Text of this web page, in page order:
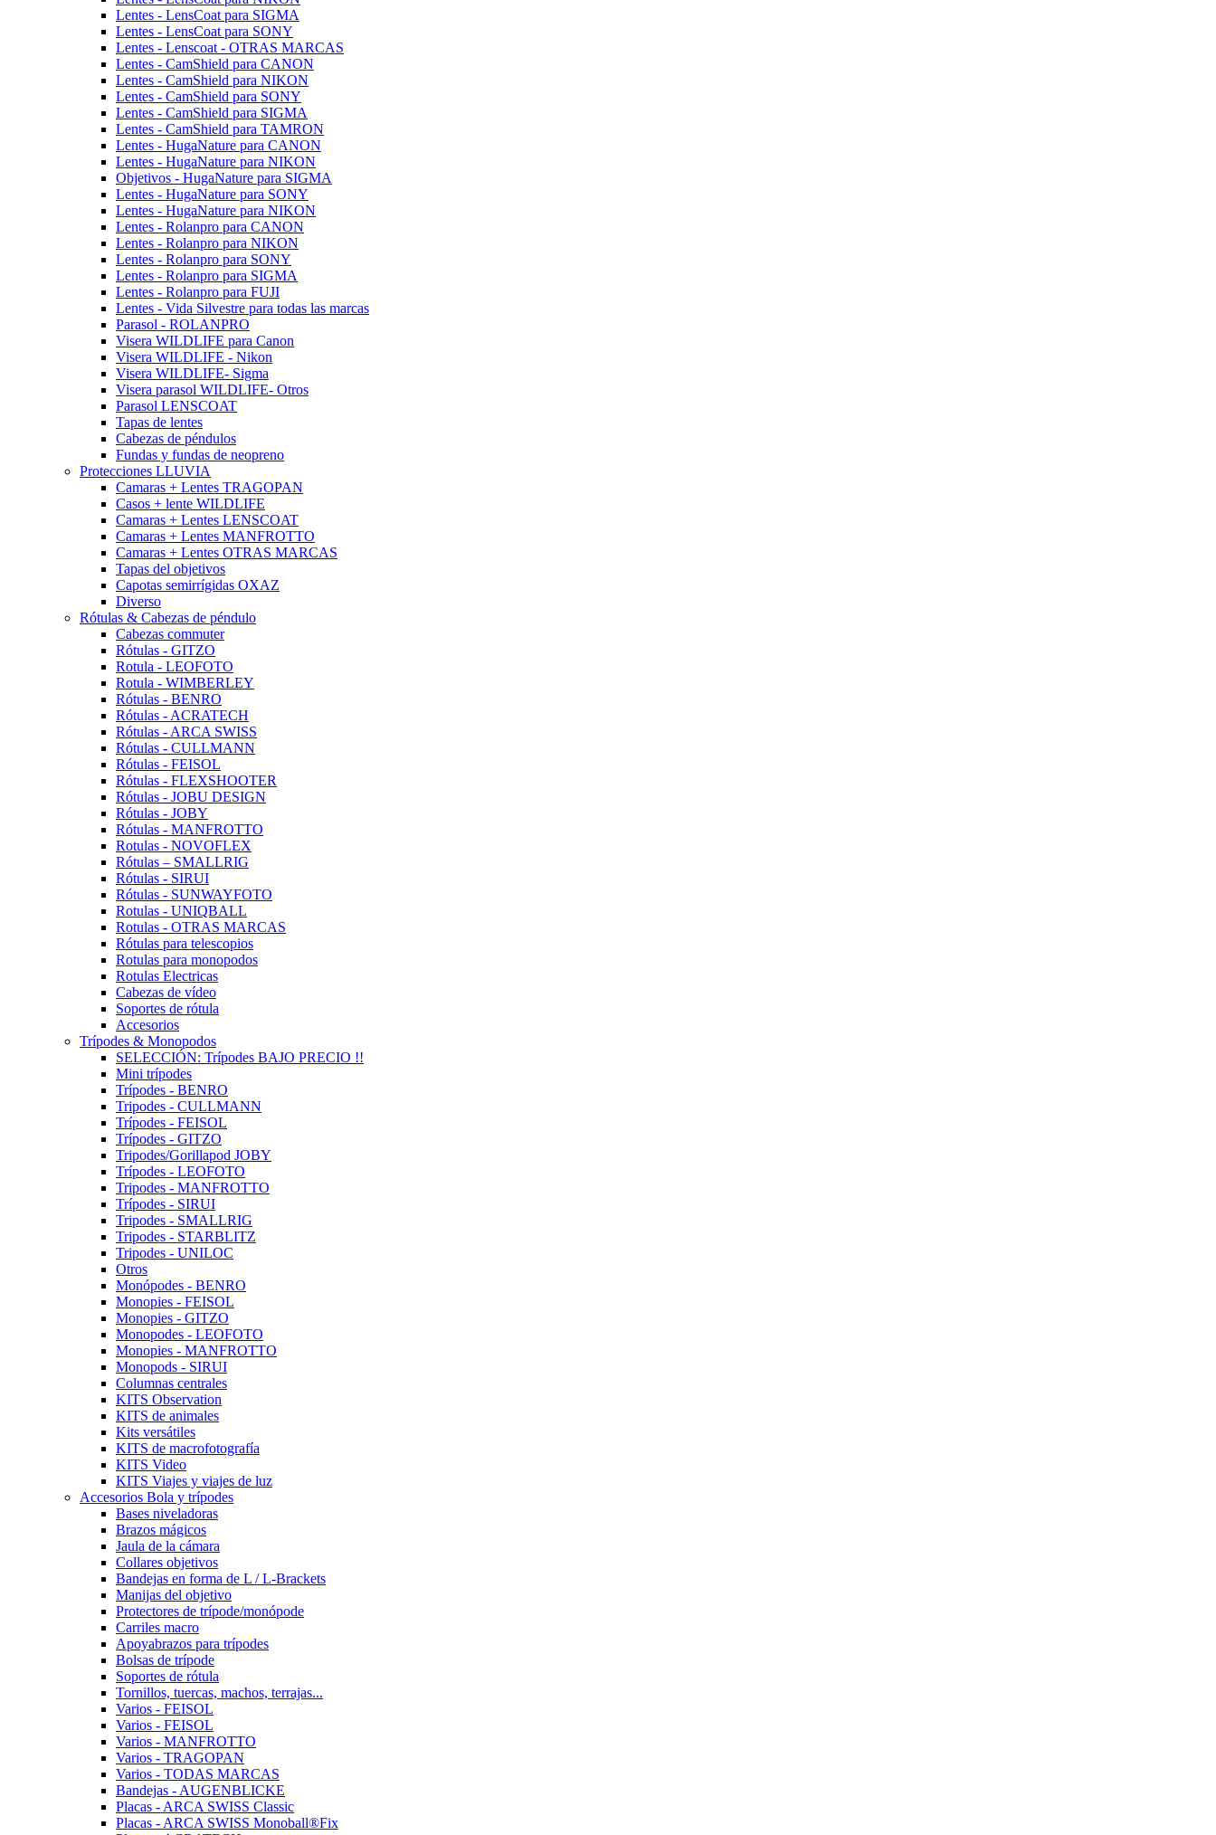
Lentes - LensCoat para SIGMA
Lentes - LensCoat para SONY
Lentes - Lenscoat - OTRAS MARCAS
Lentes - CamShield para CANON
Lentes - CamShield para NIKON
Lentes - CamShield para SONY
Lentes - CamShield para SIGMA
Lentes - CamShield para TAMRON
Lentes - HugaNature para CANON
Lentes - HugaNature para NIKON
Objetivos - HugaNature para SIGMA
Lentes - HugaNature para SONY
Lentes - HugaNature para NIKON
Lentes - Rolanpro para CANON
Lentes - Rolanpro para NIKON
Lentes - Rolanpro para SONY
Lentes - Rolanpro para SIGMA
Lentes - Rolanpro para FUJI
Lentes - Vida Silvestre para todas las marcas
Parasol - ROLANPRO
Visera WILDLIFE para Canon
Visera WILDLIFE - Nikon
Visera WILDLIFE- Sigma
Visera parasol WILDLIFE- Otros
Parasol LENSCOAT
Tapas de lentes
Cabezas de péndulos
Fundas y fundas de neopreno
Protecciones LLUVIA
Camaras + Lentes TRAGOPAN
Casos + lente WILDLIFE
Camaras + Lentes LENSCOAT
Camaras + Lentes MANFROTTO
Camaras + Lentes OTRAS MARCAS
Tapas del objetivos
Capotas semirrígidas OXAZ
Diverso
Rótulas & Cabezas de péndulo
Cabezas commuter
Rótulas - GITZO
Rotula - LEOFOTO
Rotula - WIMBERLEY
Rótulas - BENRO
Rótulas - ACRATECH
Rótulas - ARCA SWISS
Rótulas - CULLMANN
Rótulas - FEISOL
Rótulas - FLEXSHOOTER
Rótulas - JOBU DESIGN
Rótulas - JOBY
Rótulas - MANFROTTO
Rotulas - NOVOFLEX
Rótulas – SMALLRIG
Rótulas - SIRUI
Rótulas - SUNWAYFOTO
Rotulas - UNIQBALL
Rotulas - OTRAS MARCAS
Rótulas para telescopios
Rotulas para monopodos
Rotulas Electricas
Cabezas de vídeo
Soportes de rótula
Accesorios
Trípodes & Monopodos
SELECCIÓN: Trípodes BAJO PRECIO !!
Mini trípodes
Trípodes - BENRO
Tripodes - CULLMANN
Trípodes - FEISOL
Trípodes - GITZO
Tripodes/Gorillapod JOBY
Trípodes - LEOFOTO
Tripodes - MANFROTTO
Trípodes - SIRUI
Tripodes - SMALLRIG
Tripodes - STARBLITZ
Tripodes - UNILOC
Otros
Monópodes - BENRO
Monopies - FEISOL
Monopies - GITZO
Monopodes - LEOFOTO
Monopies - MANFROTTO
Monopods - SIRUI
Columnas centrales
KITS Observation
KITS de animales
Kits versátiles
KITS de macrofotografía
KITS Video
KITS Viajes y viajes de luz
Accesorios Bola y trípodes
Bases niveladoras
Brazos mágicos
Jaula de la cámara
Collares objetivos
Bandejas en forma de L / L-Brackets
Manijas del objetivo
Protectores de trípode/monópode
Carriles macro
Apoyabrazos para trípodes
Bolsas de trípode
Soportes de rótula
Tornillos, tuercas, machos, terrajas...
Varios - FEISOL
Varios - FEISOL
Varios - MANFROTTO
Varios - TRAGOPAN
Varios - TODAS MARCAS
Bandejas - AUGENBLICKE
Placas - ARCA SWISS Classic
Placas - ARCA SWISS Monoball®Fix